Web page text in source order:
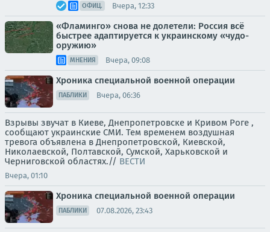
ОФИЦ. Вчера, 12:33
«Фламинго» снова не долетели: Россия всё
быстрее адаптируется к украинскому «чудо-
оружию»
МНЕНИЯ Вчера, 09:08
Хроника специальной военной операции
ПАБЛИКИ Вчера, 06:36
Взрывы звучат в Киеве, Днепропетровске и Кривом Роге ,
сообщают украинские СМИ. Тем временем воздушная
тревога объявлена в Днепропетровской, Киевской,
Николаевской, Полтавской, Сумской, Харьковской и
Черниговской областях.// ВЕСТИ
Вчера, 01:10
Хроника специальной военной операции
ПАБЛИКИ 07.08.2026, 23:43